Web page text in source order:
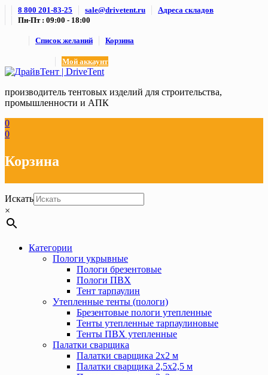
Skip8 800 201-83-25 sale@drivetent.ru
Адреса складов
Пн-Пт : 09:00 - 18:00
Список желаний Корзина
Мой аккаунт
производитель тентовых изделий для строительства,
промышленности и АПК
0
0
Корзина
Искать
×
Категории
Пологи укрывные
Пологи брезентовые
Пологи ПВХ
Тент тарпаулин
Утепленные тенты (пологи)
Брезентовые пологи утепленные
Тенты утепленные тарпаулиновые
Тенты ПВХ утепленные
Палатки сварщика
Палатки сварщика 2х2 м
Палатки сварщика 2,5х2,5 м